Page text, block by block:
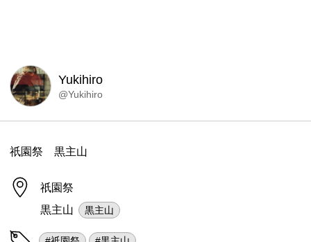
Yukihiro
@Yukihiro
祇園祭 黒主山
祇園祭
黒主山
黒主山